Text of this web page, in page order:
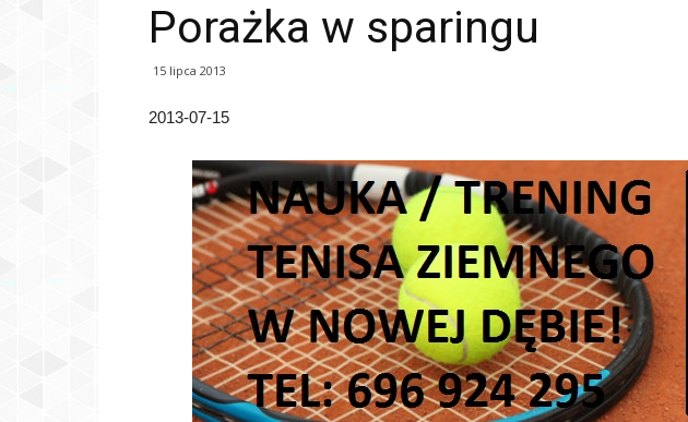
Porażka w sparingu
15 lipca 2013
2013-07-15